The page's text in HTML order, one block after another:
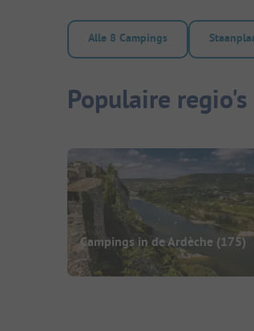
Alle 8 Campings
Populaire regio's
Campings in de Ardèche (175)